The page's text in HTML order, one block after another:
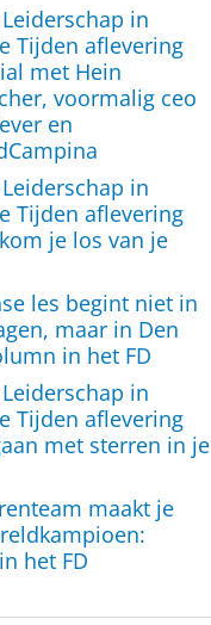
in
Tijden aflevering
met Hein
voormalig ceo
en
in
Tijden aflevering
je los van je
les begint niet in
maar in Den
in het FD
in
Tijden aflevering
met sterren in je
maakt je
het FD